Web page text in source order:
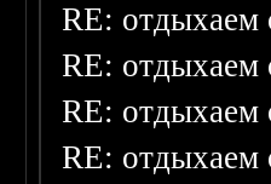
RE: отдыхаем
RE: отдыхаем
RE: отдыхаем
RE: отдыхаем